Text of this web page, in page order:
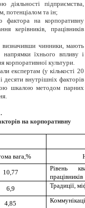
діяльності підприємства,
потенціалом та ін;
фактора на корпоративну
керівників, працівників
визначивши чинники, мають
їхнього впливу і
корпоративної культури.
експертам (у кількості 20
десяти внутрішніх факторів
шкалою методом парних
на корпоративну
вага,%
10,77
Рівень
працівників
6,9
Традиції,
4,85